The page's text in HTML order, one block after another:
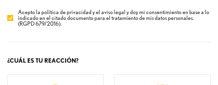
Acepto la política de privacidad y el aviso legal y doy mi consentimiento en base a lo
indicado en el citado documento para el tratamiento de mis datos personales.
(RGPD 679/2016).
¿CUÁL ES TU REACCIÓN?